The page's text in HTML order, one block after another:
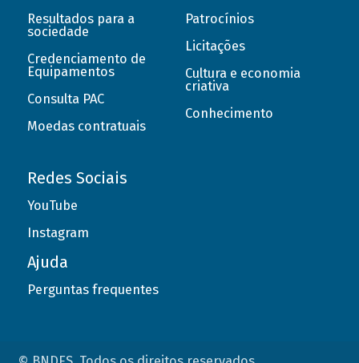
Resultados para a
sociedade
Credenciamento de
Equipamentos
Consulta PAC
Moedas contratuais
Patrocínios
Licitações
Cultura e economia
criativa
Conhecimento
Redes Sociais
YouTube
Instagram
Ajuda
Perguntas frequentes